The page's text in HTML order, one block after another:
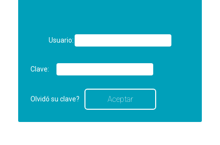
Usuario:
Clave:
Olvidó su clave?